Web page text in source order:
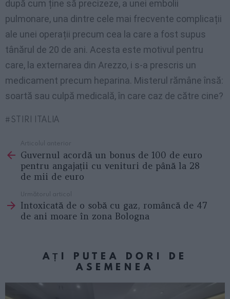
după cum ține să precizeze, a unei embolii
pulmonare, una dintre cele mai frecvente complicații
ale unei operații precum cea la care a fost supus
tânărul de 20 de ani. Acesta este motivul pentru
care, la externarea din Arezzo, i s-a prescris un
medicament precum heparina. Misterul rămâne însă:
soartă sau culpă medicală, în care caz de către cine?
STIRI ITALIA
more
Articolul anterior
Guvernul acordă un bonus de 100 de euro
pentru angajații cu venituri de până la 28
de mii de euro
Următorul articol
Intoxicată de o sobă cu gaz, româncă de 47
de ani moare în zona Bologna
AȚI PUTEA DORI DE
ASEMENEA